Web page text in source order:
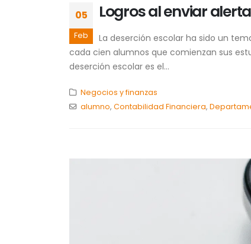
05
Feb
Logros al enviar
La deserción escolar ha sido un
cada cien alumnos que comienzan sus
deserción escolar es el...
Negocios y finanzas
alumno, Contabilidad Financiera,